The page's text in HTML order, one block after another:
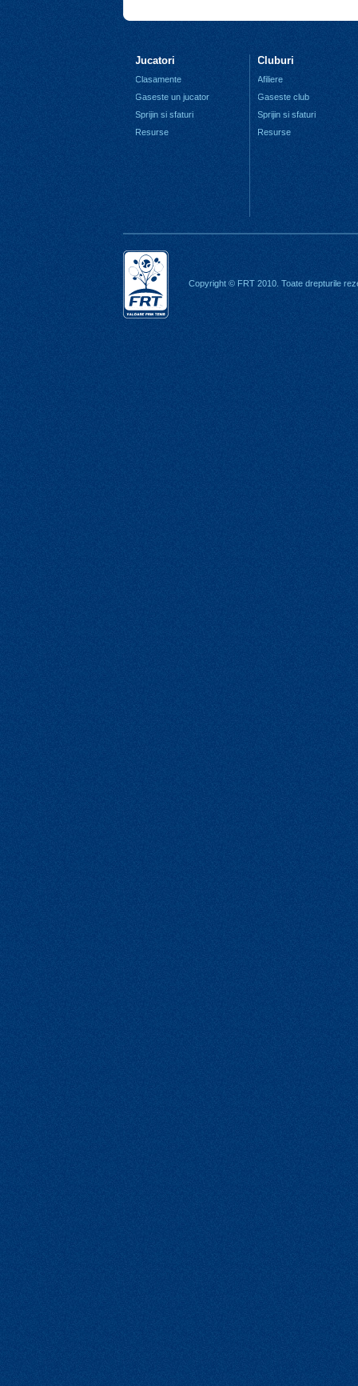
Jucatori
Clasamente
Gaseste un jucator
Sprijin si sfaturi
Resurse
Cluburi
Afiliere
Gaseste club
Sprijin si sfaturi
Resurse
Copyright © FRT 2010. Toate drepturile